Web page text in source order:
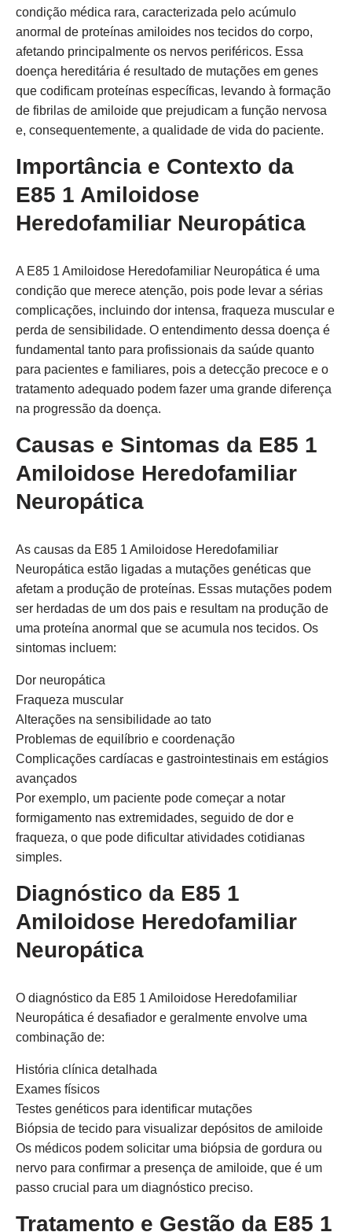
condição médica rara, caracterizada pelo acúmulo
anormal de proteínas amiloides nos tecidos do corpo,
afetando principalmente os nervos periféricos. Essa
doença hereditária é resultado de mutações em genes
que codificam proteínas específicas, levando à formação
de fibrilas de amiloide que prejudicam a função nervosa
e, consequentemente, a qualidade de vida do paciente.
Importância e Contexto da
E85 1 Amiloidose
Heredofamiliar Neuropática
A E85 1 Amiloidose Heredofamiliar Neuropática é uma
condição que merece atenção, pois pode levar a sérias
complicações, incluindo dor intensa, fraqueza muscular e
perda de sensibilidade. O entendimento dessa doença é
fundamental tanto para profissionais da saúde quanto
para pacientes e familiares, pois a detecção precoce e o
tratamento adequado podem fazer uma grande diferença
na progressão da doença.
Causas e Sintomas da E85 1
Amiloidose Heredofamiliar
Neuropática
As causas da E85 1 Amiloidose Heredofamiliar
Neuropática estão ligadas a mutações genéticas que
afetam a produção de proteínas. Essas mutações podem
ser herdadas de um dos pais e resultam na produção de
uma proteína anormal que se acumula nos tecidos. Os
sintomas incluem:
Dor neuropática
Fraqueza muscular
Alterações na sensibilidade ao tato
Problemas de equilíbrio e coordenação
Complicações cardíacas e gastrointestinais em estágios
avançados
Por exemplo, um paciente pode começar a notar
formigamento nas extremidades, seguido de dor e
fraqueza, o que pode dificultar atividades cotidianas
simples.
Diagnóstico da E85 1
Amiloidose Heredofamiliar
Neuropática
O diagnóstico da E85 1 Amiloidose Heredofamiliar
Neuropática é desafiador e geralmente envolve uma
combinação de:
História clínica detalhada
Exames físicos
Testes genéticos para identificar mutações
Biópsia de tecido para visualizar depósitos de amiloide
Os médicos podem solicitar uma biópsia de gordura ou
nervo para confirmar a presença de amiloide, que é um
passo crucial para um diagnóstico preciso.
Tratamento e Gestão da E85 1